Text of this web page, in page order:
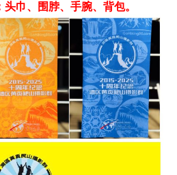
巾、围脖、手腕、背包。